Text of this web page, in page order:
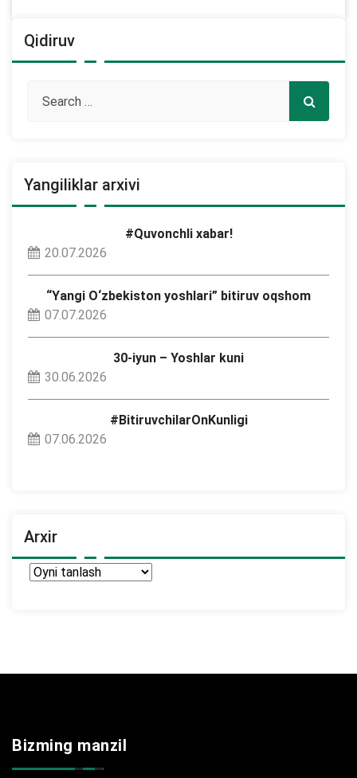
Qidiruv
Yangiliklar arxivi
#Quvonchli xabar!
20.07.2026
“Yangi O‘zbekiston yoshlari” bitiruv oqshom
07.07.2026
30-iyun – Yoshlar kuni
30.06.2026
#BitiruvchilarOnKunligi
07.06.2026
Arxir
Arxir
Bizming manzil